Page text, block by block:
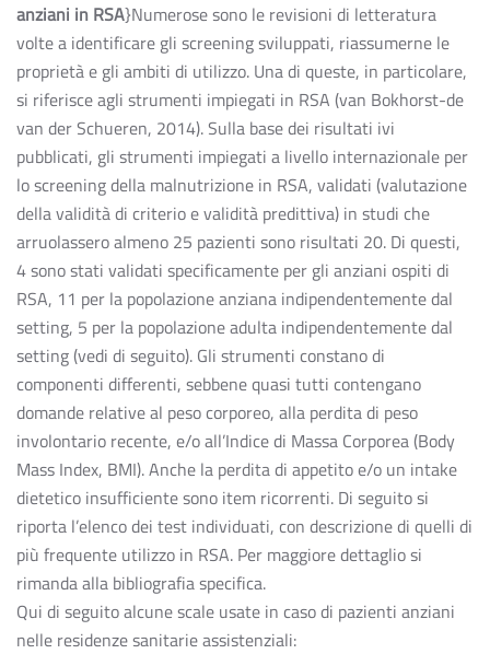
anziani in RSA}Numerose sono le revisioni di letteratura
volte a identificare gli screening sviluppati, riassumerne le
proprietà e gli ambiti di utilizzo. Una di queste, in particolare,
si riferisce agli strumenti impiegati in RSA (van Bokhorst-de
van der Schueren, 2014). Sulla base dei risultati ivi
pubblicati, gli strumenti impiegati a livello internazionale per
lo screening della malnutrizione in RSA, validati (valutazione
della validità di criterio e validità predittiva) in studi che
arruolassero almeno 25 pazienti sono risultati 20. Di questi,
4 sono stati validati specificamente per gli anziani ospiti di
RSA, 11 per la popolazione anziana indipendentemente dal
setting, 5 per la popolazione adulta indipendentemente dal
setting (vedi di seguito). Gli strumenti constano di
componenti differenti, sebbene quasi tutti contengano
domande relative al peso corporeo, alla perdita di peso
involontario recente, e/o all’Indice di Massa Corporea (Body
Mass Index, BMI). Anche la perdita di appetito e/o un intake
dietetico insufficiente sono item ricorrenti. Di seguito si
riporta l’elenco dei test individuati, con descrizione di quelli di
più frequente utilizzo in RSA. Per maggiore dettaglio si
rimanda alla bibliografia specifica.
Qui di seguito alcune scale usate in caso di pazienti anziani
nelle residenze sanitarie assistenziali: